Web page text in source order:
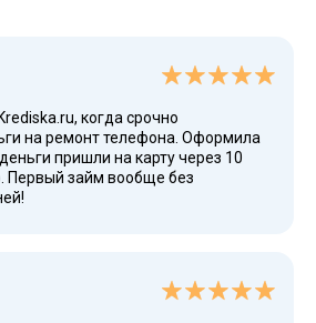
когда срочно
на ремонт телефона. Оформила
пришли на карту через 10
Первый займ вообще без